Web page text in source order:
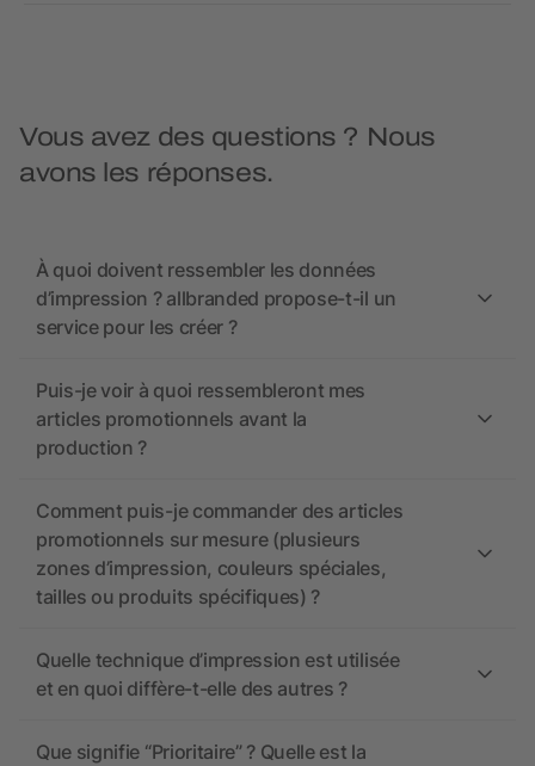
Vous avez des questions ? Nous
avons les réponses.
À quoi doivent ressembler les données
d’impression ? allbranded propose-t-il un
service pour les créer ?
Puis-je voir à quoi ressembleront mes
articles promotionnels avant la
production ?
Comment puis-je commander des articles
promotionnels sur mesure (plusieurs
zones d’impression, couleurs spéciales,
tailles ou produits spécifiques) ?
Quelle technique d’impression est utilisée
et en quoi diffère-t-elle des autres ?
Que signifie “Prioritaire” ? Quelle est la